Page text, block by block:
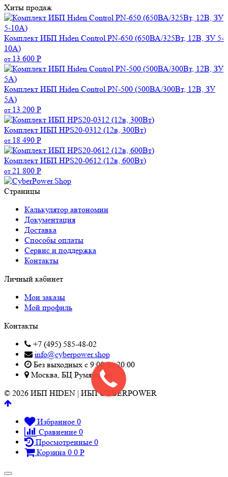
Хиты продаж
Комплект ИБП Hiden Control PN-650 (650ВА/325Вт, 12В, ЗУ 5-
10А)
от 13 600 Р
Комплект ИБП Hiden Control PN-500 (500ВА/300Вт, 12В, ЗУ
5А)
от 13 200 Р
Комплект ИБП HPS20-0312 (12в, 300Вт)
от 18 490 Р
Комплект ИБП HPS20-0612 (12в, 600Вт)
от 21 800 Р
Страницы
Калькулятор автономии
Документация
Доставка
Способы оплаты
Сервис и поддержка
Контакты
Личный кабинет
Мои заказы
Мой профиль
Контакты
+7 (495) 585-48-02
info@cyberpower.shop
Без выходных с 9:00 до 20:00
Москва, БЦ Румянцево
© 2026 ИБП HIDEN | ИБП CYBERPOWER
Избранное 0
Сравнение 0
Просмотренные 0
Корзина 0 0 Р